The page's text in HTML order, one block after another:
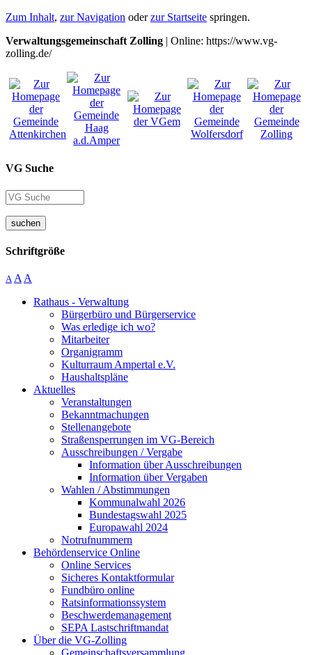
Zum Inhalt, zur Navigation oderzur Startseite springen.
Verwaltungsgemeinschaft Zolling | Online: https://www.vg-
zolling.de/
VG Suche
suchen
Schriftgröße
A A A
Rathaus - Verwaltung
Bürgerbüro und Bürgerservice
Was erledige ich wo?
Mitarbeiter
Organigramm
Kulturraum Ampertal e.V.
Haushaltspläne
Aktuelles
Veranstaltungen
Bekanntmachungen
Stellenangebote
Straßensperrungen im VG-Bereich
Ausschreibungen / Vergabe
Information über Ausschreibungen
Information über Vergaben
Wahlen / Abstimmungen
Kommunalwahl 2026
Bundestagswahl 2025
Europawahl 2024
Notrufnummern
Behördenservice Online
Online Services
Sicheres Kontaktformular
Fundbüro online
Ratsinformationssystem
Beschwerdemanagement
SEPA Lastschriftmandat
Über die VG-Zolling
Gemeinschaftsversammlung